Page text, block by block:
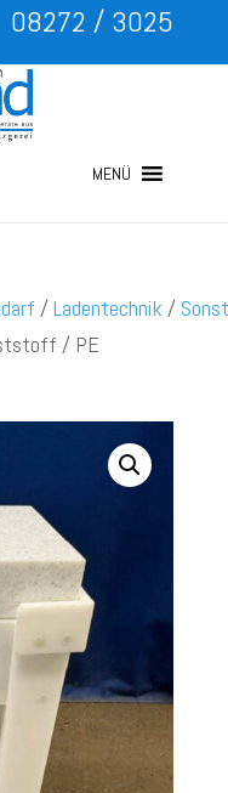
08272 / 3025
MENÜ
/Ladentechnik /
/ PE